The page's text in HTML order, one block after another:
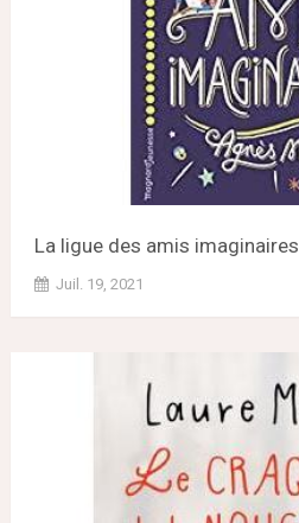
La ligue des amis imaginaires
Juil. 19, 2021